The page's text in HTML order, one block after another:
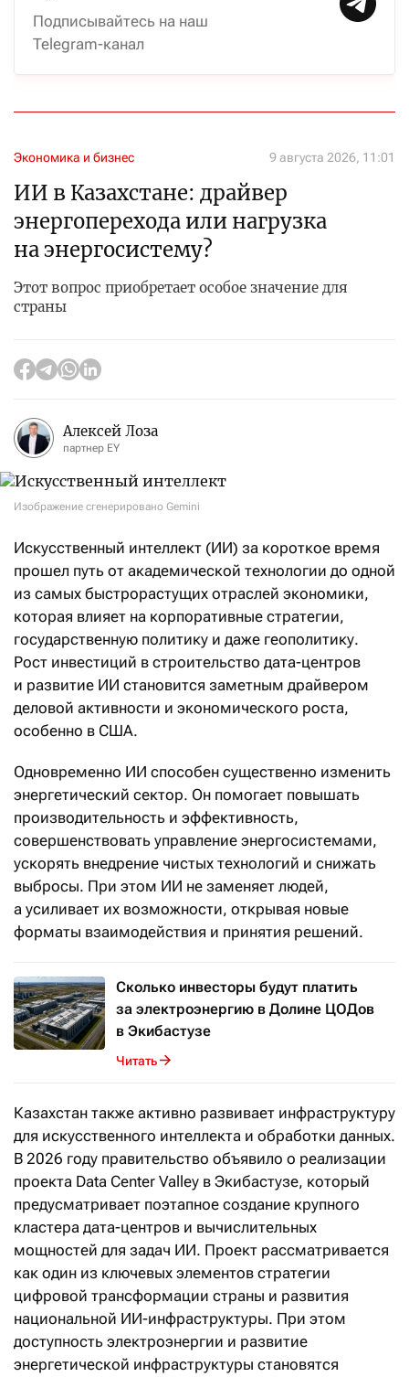
Подписывайтесь на наш
Telegram-канал
Экономика и бизнес 9 августа 2026, 11:01
ИИ в Казахстане: драйвер
энергоперехода или нагрузка
на энергосистему?
Этот вопрос приобретает особое значение для
страны
Алексей Лоза
партнер EY
Изображение сгенерировано Gemini
Искусственный интеллект (ИИ) за короткое время
прошел путь от академической технологии до одной
из самых быстрорастущих отраслей экономики,
которая влияет на корпоративные стратегии,
государственную политику и даже геополитику.
Рост инвестиций в строительство дата-центров
и развитие ИИ становится заметным драйвером
деловой активности и экономического роста,
особенно в США.
Одновременно ИИ способен существенно изменить
энергетический сектор. Он помогает повышать
производительность и эффективность,
совершенствовать управление энергосистемами,
ускорять внедрение чистых технологий и снижать
выбросы. При этом ИИ не заменяет людей,
а усиливает их возможности, открывая новые
форматы взаимодействия и принятия решений.
Сколько инвесторы будут платить
за электроэнергию в Долине ЦОДов
в Экибастузе
Читать
Казахстан также активно развивает инфраструктуру
для искусственного интеллекта и обработки данных.
В 2026 году правительство объявило о реализации
проекта Data Center Valley в Экибастузе, который
предусматривает поэтапное создание крупного
кластера дата-центров и вычислительных
мощностей для задач ИИ. Проект рассматривается
как один из ключевых элементов стратегии
цифровой трансформации страны и развития
национальной ИИ-инфраструктуры. При этом
доступность электроэнергии и развитие
энергетической инфраструктуры становятся